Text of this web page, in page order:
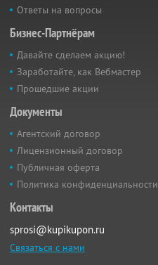
Ответы на вопросы
Бизнес-Партнёрам
Давайте сделаем акцию!
Заработайте, как Вебмастер
Прошедшие акции
Документы
Агентский договор
Лицензионный договор
Публичная оферта
Политика конфиденциальности
Контакты
sprosi@kupikupon.ru
Связаться с нами